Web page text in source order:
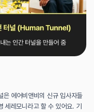
은 에어비앤비의 신규 입사자들
세레모니라고 할 수 있어요. 기